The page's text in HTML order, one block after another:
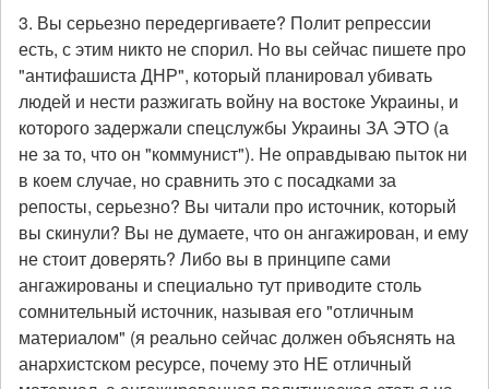
3. Вы серьезно передергиваете? Полит репрессии
есть, с этим никто не спорил. Но вы сейчас пишете про
"антифашиста ДНР", который планировал убивать
людей и нести разжигать войну на востоке Украины, и
которого задержали спецслужбы Украины ЗА ЭТО (а
не за то, что он "коммунист"). Не оправдываю пыток ни
в коем случае, но сравнить это с посадками за
репосты, серьезно? Вы читали про источник, который
вы скинули? Вы не думаете, что он ангажирован, и ему
не стоит доверять? Либо вы в принципе сами
ангажированы и специально тут приводите столь
сомнительный источник, называя его "отличным
материалом" (я реально сейчас должен объяснять на
анархистском ресурсе, почему это НЕ отличный